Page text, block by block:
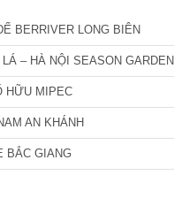
BERRIVER LONG BIÊN
– HÀ NỘI SEASON GARDEN
HỮU MIPEC
AN KHÁNH
BẮC GIANG